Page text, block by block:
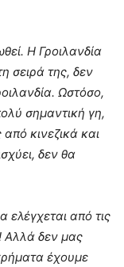
Η Γροιλανδία
σειρά της, δεν
Ωστόσο,
σημαντική γη,
κινεζικά και
δεν θα
ελέγχεται από τις
Αλλά δεν μας
έχουμε